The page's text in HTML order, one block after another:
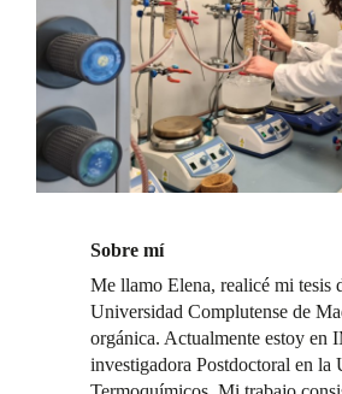
Sobre mí
Me llamo Elena, realicé mi tesis
Universidad Complutense de
orgánica. Actualmente estoy en
investigadora Postdoctoral en la